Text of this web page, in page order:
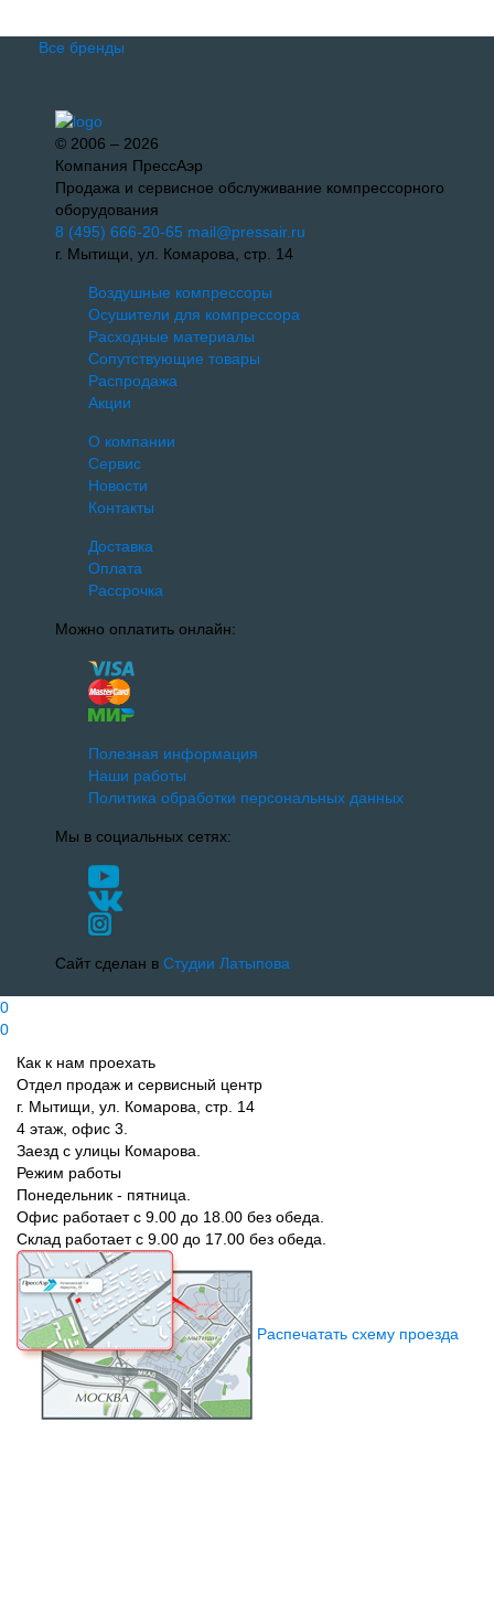
Все бренды
© 2006 – 2026
Компания ПрессАэр
Продажа и сервисное обслуживание компрессорного
оборудования
8 (495) 666-20-65 mail@pressair.ru
г. Мытищи, ул. Комарова, стр. 14
Воздушные компрессоры
Осушители для компрессора
Расходные материалы
Сопутствующие товары
Распродажа
Акции
О компании
Сервис
Новости
Контакты
Доставка
Оплата
Рассрочка
Можно оплатить онлайн:
Полезная информация
Наши работы
Политика обработки персональных данных
Мы в социальных сетях:
Сайт сделан в Студии Латыпова
0
0
Как к нам проехать
Отдел продаж и сервисный центр
г. Мытищи, ул. Комарова, стр. 14
4 этаж, офис 3.
Заезд с улицы Комарова.
Режим работы
Понедельник - пятница.
Офис работает с 9.00 до 18.00 без обеда.
Склад работает с 9.00 до 17.00 без обеда.
Распечатать схему проезда